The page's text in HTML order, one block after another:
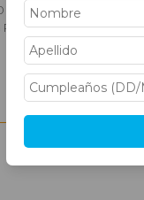
o más y el